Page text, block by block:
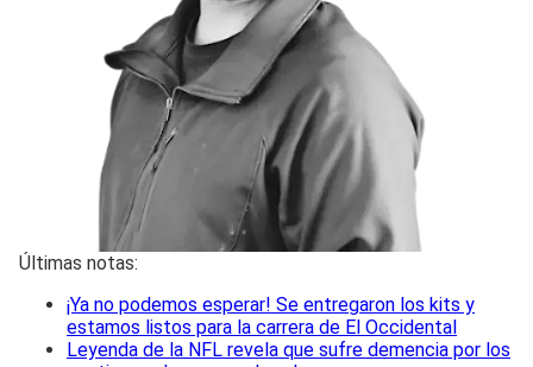
Últimas notas:
¡Ya no podemos esperar! Se entregaron los kits y
estamos listos para la carrera de El Occidental
Leyenda de la NFL revela que sufre demencia por los